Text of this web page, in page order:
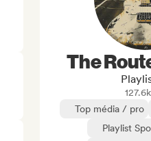
The
127.6k
Top média / pro
Playlist